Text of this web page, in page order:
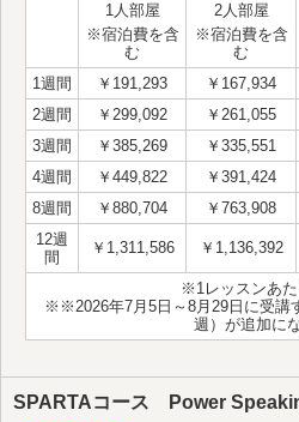
1人部屋
※宿泊費を含
む
2人部屋
※宿泊費を含
む
1週間
￥191,293 ￥167,934
2週間
￥299,092 ￥261,055
3週間
￥385,269 ￥335,551
4週間
￥449,822 ￥391,424
8週間
￥880,704 ￥763,908
12週
間
￥1,311,586 ￥1,136,392
※1レッスンあ
※※2026年7月5日～8月29日に受講
週）が追加に
SPARTAコース Power